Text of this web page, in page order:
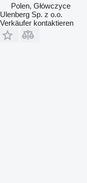
Polen, Główczyce
Ulenberg Sp. z o.o.
Verkäufer kontaktieren